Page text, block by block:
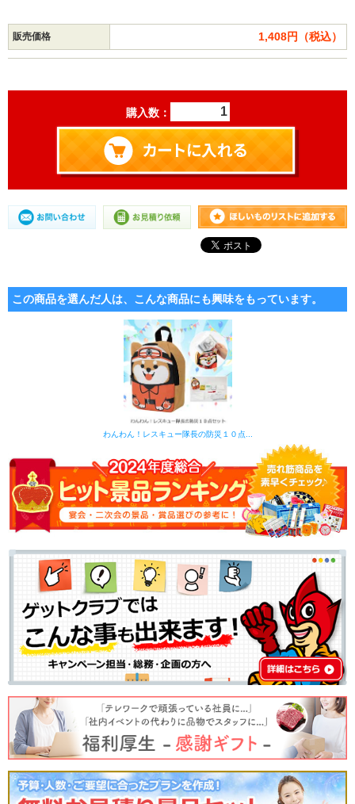
販売価格 1,408円（税込）
購入数：
この商品を選んだ人は、こんな商品にも興味をもっています。
わんわん！レスキュー隊長の防災１０点...